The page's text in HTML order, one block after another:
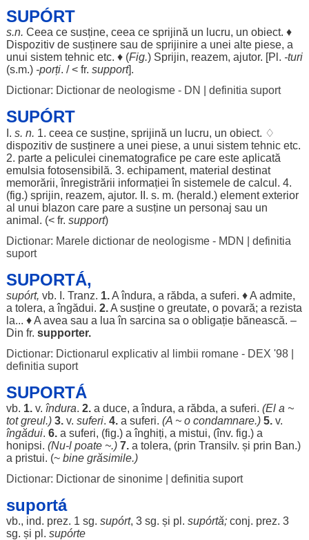
SUPÓRT
s.n. Ceea ce susține, ceea ce sprijină un lucru, un obiect. ♦
Dispozitivde susțineresau de sprijinirea unei alte piese, a
unui sistem tehnicetc. ♦ (Fig.) Sprijin, reazem, ajutor. [Pl. -turi
(s.m.) -porți. / < fr. support].
Dictionar: Dictionar de neologisme - DN
definitia suport
SUPÓRT
I. s. n. 1. ceea ce susține, sprijină un lucru, un obiect. ♢
dispozitivde susținerea unei piese, a unui sistem tehnicetc.
2. partea peliculei cinematograficepe care este aplicată
emulsia fotosensibilă. 3. echipament, material destinat
memorării,înregistrării informației în sistemelede calcul . 4.
(fig.) sprijin, reazem, ajutor. II. s. m. (herald.) element exterior
al unui blazon care pare a susțineun personaj sau un
animal . (< fr. support)
Dictionar: Marele dictionar de neologisme - MDN
definitia
suport
SUPORTÁ,
supórt, vb. I. Tranz. 1.Aîndura, a răbda, a suferi. ♦ A admite,
a tolera, aîngădui. 2.A susțineo greutate, o povară; a rezista
la... ♦ A avea sau a lua în sarcina sa o obligație bănească. –
Din fr. supporter.
Dictionar: Dictionarul explicativ al limbii romane - DEX '98|
definitia suport
SUPORTÁ
vb. 1.v. îndura. 2.a duce, aîndura, a răbda, a suferi. (El a ~
totgreul.) 3.v. suferi. 4.a suferi. (A ~ o condamnare.) 5.v.
îngădui. 6.a suferi, (fig.) aînghiți, a mistui, (înv. fig.) a
honipsi. (Nu-l poate~.) 7.a tolera, (prin Transilv. și prin Ban.)
a pristui. (~ bine grăsimile.)
Dictionar: Dictionar de sinonime| definitia suport
suportá
vb., ind. prez. 1 sg. supórt, 3 sg. și pl. supórtă;conj. prez. 3
sg. și pl. supórte